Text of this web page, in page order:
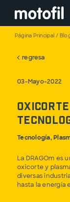
Página Principal /
regresa
03-Mayo-2022
Oxicorte
Tecnología,
La DRAGOm es
oxicorte y
diversas
hasta la energía